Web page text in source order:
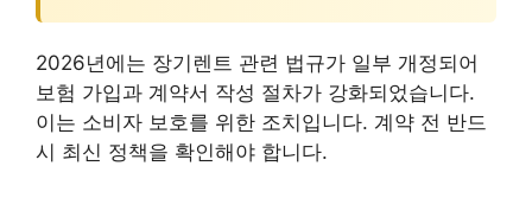
2026년에는 장기렌트 관련 법규가 일부 개정되어
보험 가입과 계약서 작성 절차가 강화되었습니다.
이는 소비자 보호를 위한 조치입니다. 계약 전 반드
시 최신 정책을 확인해야 합니다.